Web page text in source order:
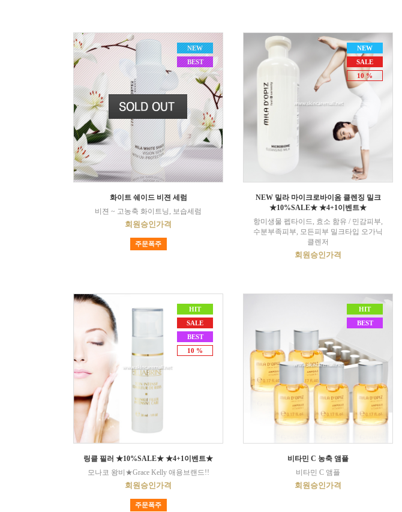
NEW
BEST
화이트 쉐이드 비젼 세럼
비젼 ~ 고농축 화이트닝, 보습세럼
회원승인가격
주문폭주
NEW
SALE
10 %
NEW 밀라 마이크로바이옴 클렌징 밀크
★10%SALE★ ★4+1이벤트★
항미생물 펩타이드, 효소 함유 / 민감피부,
수분부족피부, 모든피부 밀크타입 오가닉
클렌저
회원승인가격
HIT
SALE
BEST
10 %
링클 필러 ★10%SALE★ ★4+1이벤트★
모나코 왕비★Grace Kelly 애용브랜드!!
회원승인가격
주문폭주
HIT
BEST
비타민 C 농축 앰플
비타민 C 앰플
회원승인가격